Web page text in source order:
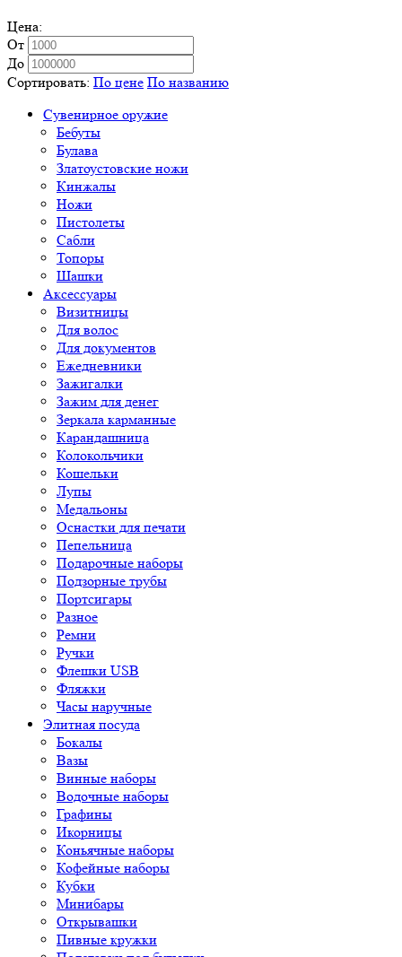
Цена:
От
До
Сортировать: По цене По названию
Сувенирное оружие
Бебуты
Булава
Златоустовские ножи
Кинжалы
Ножи
Пистолеты
Сабли
Топоры
Шашки
Аксессуары
Визитницы
Для волос
Для документов
Ежедневники
Зажигалки
Зажим для денег
Зеркала карманные
Карандашница
Колокольчики
Кошельки
Лупы
Медальоны
Оснастки для печати
Пепельница
Подарочные наборы
Подзорные трубы
Портсигары
Разное
Ремни
Ручки
Флешки USB
Фляжки
Часы наручные
Элитная посуда
Бокалы
Вазы
Винные наборы
Водочные наборы
Графины
Икорницы
Коньячные наборы
Кофейные наборы
Кубки
Минибары
Открывашки
Пивные кружки